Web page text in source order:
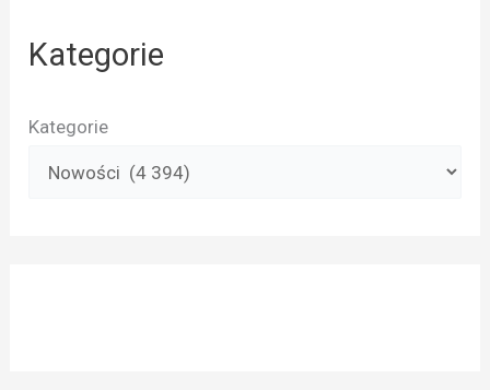
Kategorie
Kategorie